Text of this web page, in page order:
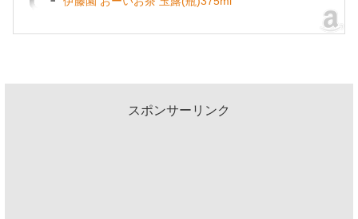
スポンサーリンク